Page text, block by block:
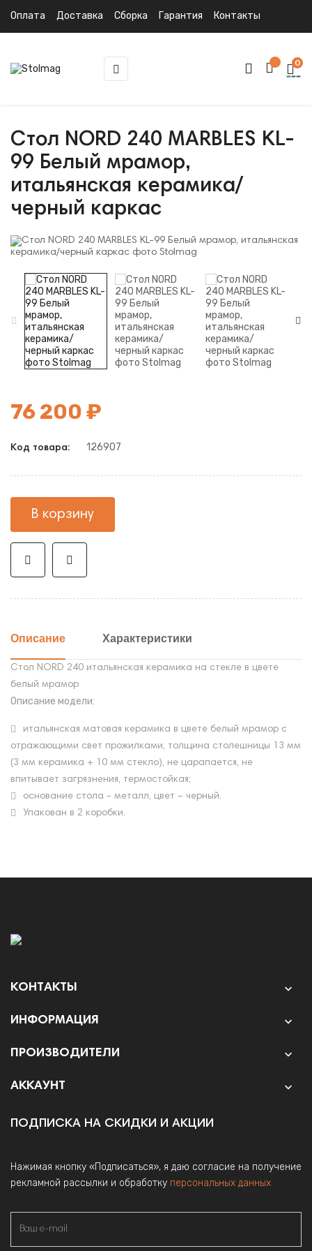
Оплата Доставка Сборка Гарантия Контакты
Toggle
navigation
☰ 0
Стол NORD 240 MARBLES KL-
99 Белый мрамор,
итальянская керамика/
черный каркас
76 200 ₽
Код товара: 126907
В корзину
Описание Характеристики
Стол NORD 240 итальянская керамика на стекле в цвете
белый мрамор
Описание модели:
итальянская матовая керамика в цвете белый мрамор с
отражающими свет прожилками, толщина столешницы 13 мм
(3 мм керамика + 10 мм стекло), не царапается, не
впитывает загрязнения, термостойкая;
основание стола - металл, цвет – черный.
Упакован в 2 коробки.
КОНТАКТЫ 
ИНФОРМАЦИЯ 
ПРОИЗВОДИТЕЛИ 
АККАУНТ 
ПОДПИСКА НА СКИДКИ И АКЦИИ
Нажимая кнопку «Подписаться», я даю согласие на получение
рекламной рассылки и обработку персональных данных